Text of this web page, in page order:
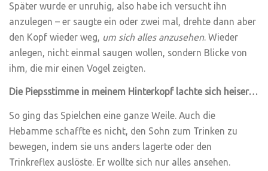
Später wurde er unruhig, also habe ich versucht ihn
anzulegen – er saugte ein oder zwei mal, drehte dann aber
den Kopf wieder weg, um sich alles anzusehen. Wieder
anlegen, nicht einmal saugen wollen, sondern Blicke von
ihm, die mir einen Vogel zeigten.
Die Piepsstimme in meinem Hinterkopf lachte sich heiser…
So ging das Spielchen eine ganze Weile. Auch die
Hebamme schaffte es nicht, den Sohn zum Trinken zu
bewegen, indem sie uns anders lagerte oder den
Trinkreflex auslöste. Er wollte sich nur alles ansehen.